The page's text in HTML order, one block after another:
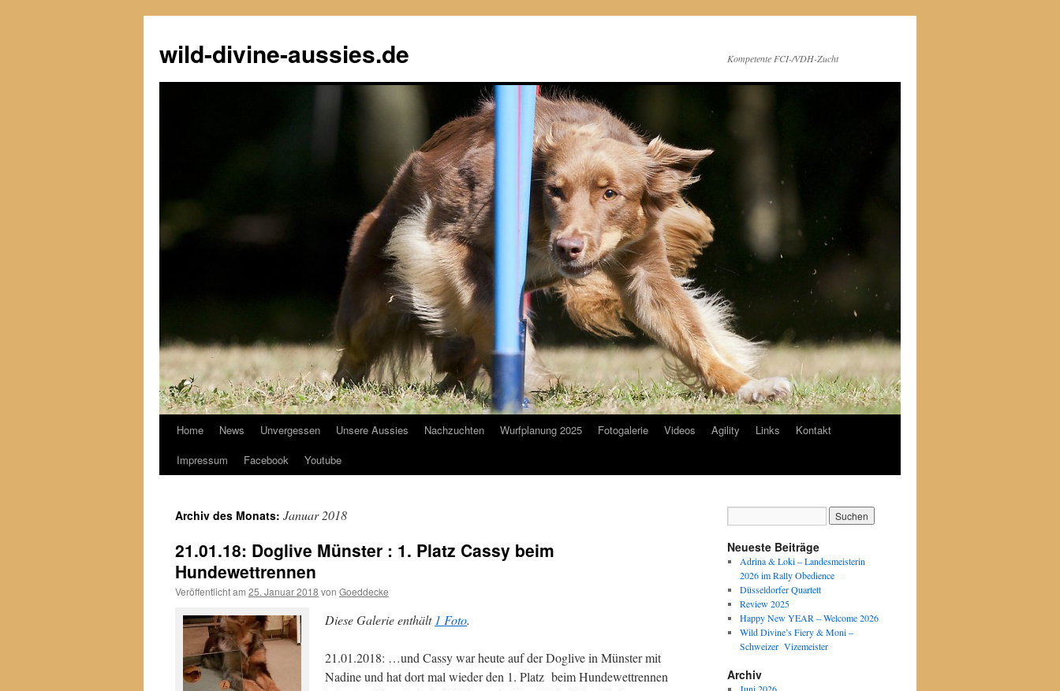
springen
wild-divine-aussies.de Kompetente FCI-/VDH-Zucht
Home News Unvergessen Unsere Aussies Nachzuchten Wurfplanung 2025 Fotogalerie Videos Agility Links
Kontakt
Impressum
Facebook Youtube
Archiv des Monats: Januar 2018
21.01.18: Doglive Münster : 1. Platz Cassy beim
Hundewettrennen
Veröffentlicht am 25. Januar 2018 von Goeddecke
Diese Galerie enthält 1 Foto.
21.01.2018: …und Cassy war heute auf der Doglive in Münster mit
Nadine und hat dort mal wieder den 1. Platz beim Hundewettrennen
Neueste Beiträge
Adrina & Loki – Landesmeisterin
2026 im Rally Obedience
Düsseldorfer Quartett
Review 2025
Happy New YEAR – Welcome 2026
Wild Divine’s Fiery & Moni –
Schweizer Vizemeister
Archiv